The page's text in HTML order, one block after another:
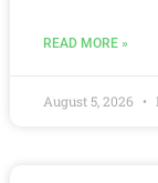
READ MORE »
August 5, 2026